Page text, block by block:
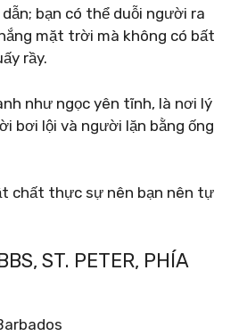
dẫn; bạn có thể duỗi người ra
mặt trời mà không có bất
rầy.
như ngọc yên tĩnh, là nơi lý
bơi lội và người lặn bằng ống
chất thực sự nên bạn nên tự
ST. PETER, PHÍA